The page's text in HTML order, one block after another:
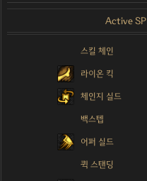
Active SP
스킬 체인
라이온 킥
체인지 실드
백스텝
어퍼 실드
퀵 스탠딩